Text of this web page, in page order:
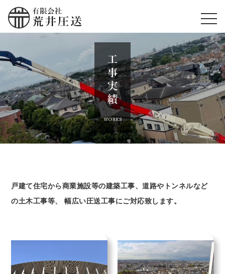
戸建て住宅から商業施設等の建築工事、道路やトンネルなど
の土木工事等、
幅広い圧送工事にご対応致します。